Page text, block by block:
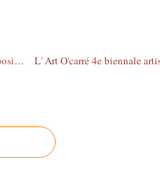
Salon Moto et 2 Roues d'Orléans Parc des expositions - 10 au 12 mars 2023 – Organisation Orléans Events